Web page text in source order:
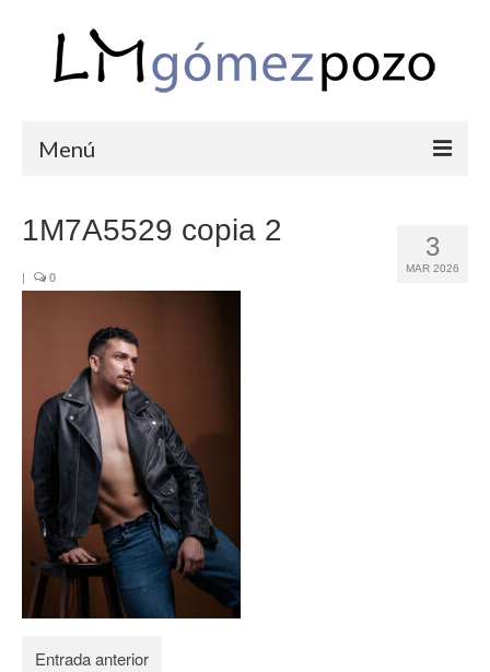
Menú
COMUNIONES
CORPORATIVAS
SEMANA SANTA
BLOG
SOBRE LM
CONTACTO
3
MAR 2026
1M7A5529 copia 2
| 0
Entrada anterior